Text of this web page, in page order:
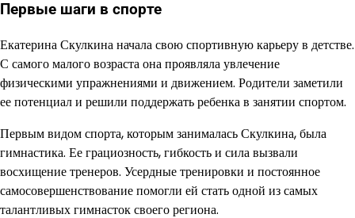
Первые шаги в спорте
Екатерина Скулкина начала свою спортивную карьеру в детстве.
С самого малого возраста она проявляла увлечение
физическими упражнениями и движением. Родители заметили
ее потенциал и решили поддержать ребенка в занятии спортом.
Первым видом спорта, которым занималась Скулкина, была
гимнастика. Ее грациозность, гибкость и сила вызвали
восхищение тренеров. Усердные тренировки и постоянное
самосовершенствование помогли ей стать одной из самых
талантливых гимнасток своего региона.